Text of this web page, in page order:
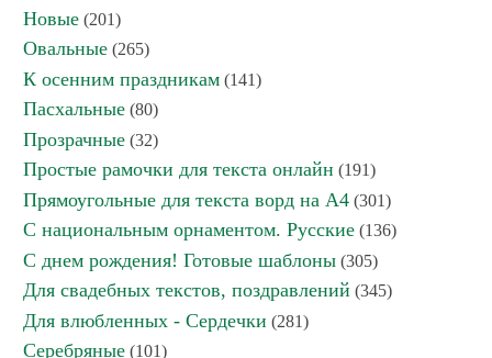
Новые (201)
Овальные (265)
К осенним праздникам (141)
Пасхальные (80)
Прозрачные (32)
Простые рамочки для текста онлайн (191)
Прямоугольные для текста ворд на А4 (301)
С национальным орнаментом. Русские (136)
С днем рождения! Готовые шаблоны (305)
Для свадебных текстов, поздравлений (345)
Для влюбленных - Сердечки (281)
Серебряные (101)